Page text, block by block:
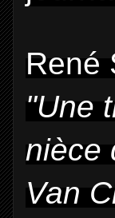
René
"Une
nièce
Van